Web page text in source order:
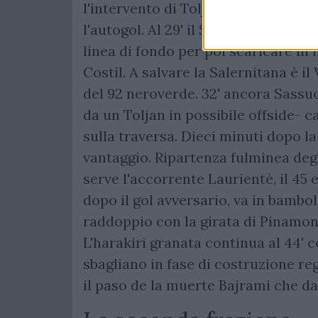
l'intervento di Toljan che trova il
l'autogol. Al 29' il Sassuolo mette
linea di fondo per poi scaricare in
Costil. A salvare la Salernitana è
del 92 neroverde. 32' ancora
da un Toljan in possibile offside-
sulla traversa. Dieci minuti dopo
vantaggio. Ripartenza fulminea
serve l'accorrente Laurientè, il 45
dopo il gol avversario, va in
raddoppio con la girata di
L'harakiri granata continua al 44'
sbagliano in fase di costruzione
il paso de la muerte Bajrami che